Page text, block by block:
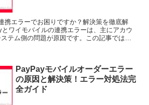
携エラーでお困りですか？解決策を徹底解
ワイモバイルの連携エラーは、主にアカウ
テム側の問題が原因です。この記事では、
PayPayモバイルオーダーエラー
の原因と解決策！エラー対処法完
全ガイド